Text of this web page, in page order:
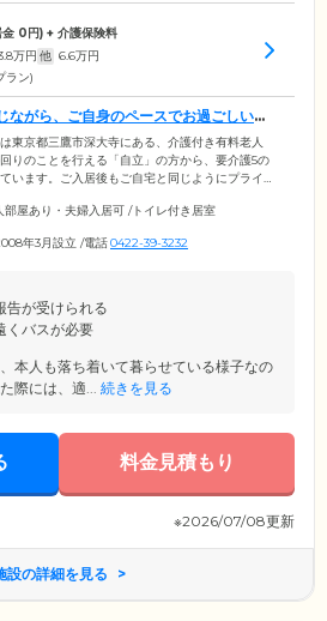
金 0円) + 介護保険料
万円 他 6.6万円
ラン)
ながら、ご自身のペースでお過ごしいた
東京都三鷹市深大寺にある、介護付き有料老人
りのことを行える「自立」の方から、要介護5の
います。ご入居後もご自宅と同じようにプライ
タイルやご自身のペースを大切に、ほかのご入
ご夫婦やごきょうだいで、水入らずの時間をお
部屋あり・夫婦入居可 /トイレ付き居室
年3月設立 /電話0422-39-3232
告が受けられる
くバスが必要
本人も落ち着いて暮らせている様子なの
際には、適... 続きを見る
料金見積もり
※2026/07/08更新
設の詳細を見る